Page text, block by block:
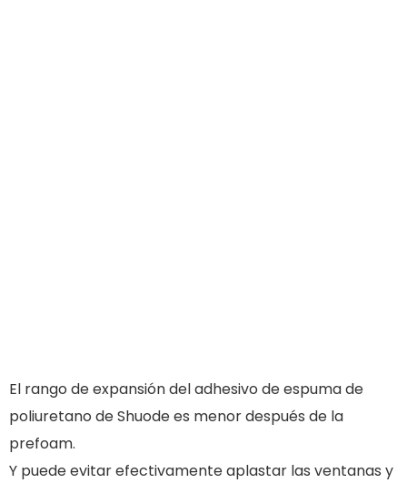
El rango de expansión del adhesivo de espuma de
poliuretano de Shuode es menor después de la
prefoam.
Y puede evitar efectivamente aplastar las ventanas y